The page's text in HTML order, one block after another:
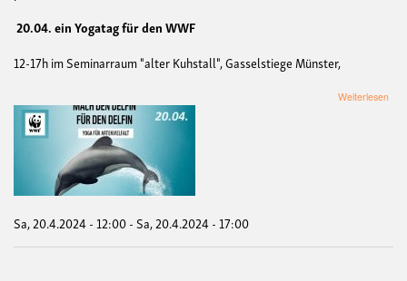
20.04.ein Yogatag für den WWF
12-17h im Seminarraum "alter Kuhstall", Gasselstiege Münster,
Weiterlesen
Sa, 20.4.2024 - 12:00-Sa, 20.4.2024 - 17:00